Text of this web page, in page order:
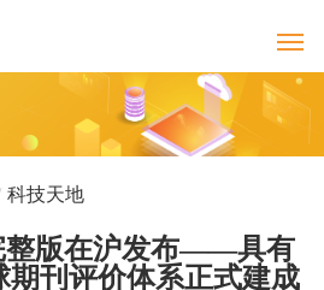
科技天地
整版在沪发布——具有
期刊评价体系正式建成